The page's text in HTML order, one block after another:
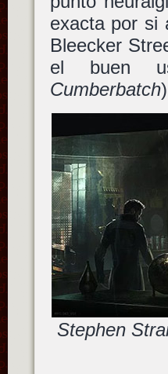
exacta por si
Bleecker
el buen
Cumberbatch
Stephen